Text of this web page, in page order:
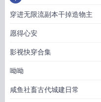
穿进无限流副本干掉造物主
愿得心安
影视快穿合集
呦呦
咸鱼社畜古代城建日常